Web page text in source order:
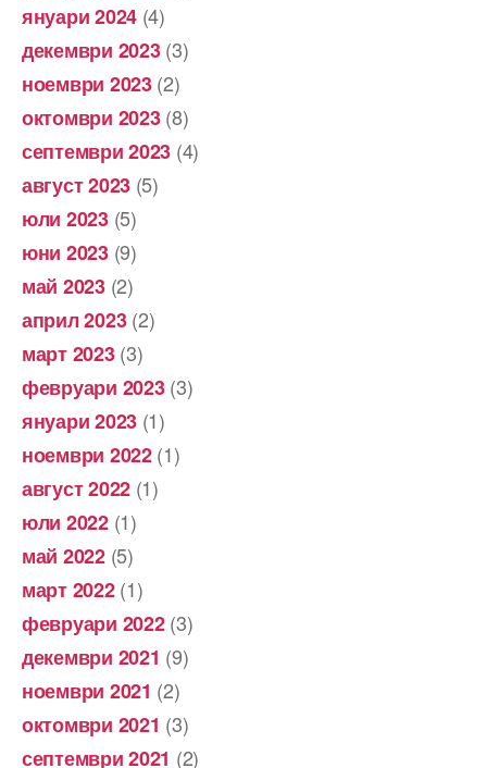
януари 2024 (4)
декември 2023(3)
ноември 2023(2)
октомври 2023(8)
септември 2023 (4)
август 2023 (5)
юли 2023(5)
юни 2023(9)
май 2023(2)
април 2023(2)
март 2023(3)
февруари 2023(3)
януари 2023 (1)
ноември 2022(1)
август 2022 (1)
юли 2022(1)
май 2022(5)
март 2022(1)
февруари 2022(3)
декември 2021 (9)
ноември 2021 (2)
октомври 2021 (3)
септември 2021 (2)